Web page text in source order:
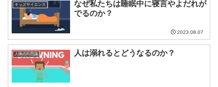
キッズサイエンス
なぜ私たちは睡眠中に寝言やよだれが
でるのか？
2023.08.07
人体の不思議 人は溺れるとどうなるのか？